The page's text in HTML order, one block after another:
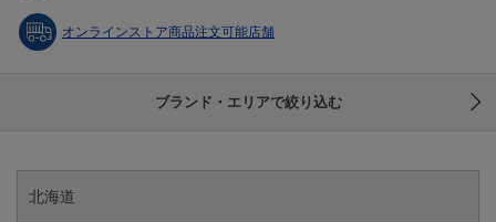
オンラインストア商品注文可能店舗
ブランド・エリアで絞り込む
北海道